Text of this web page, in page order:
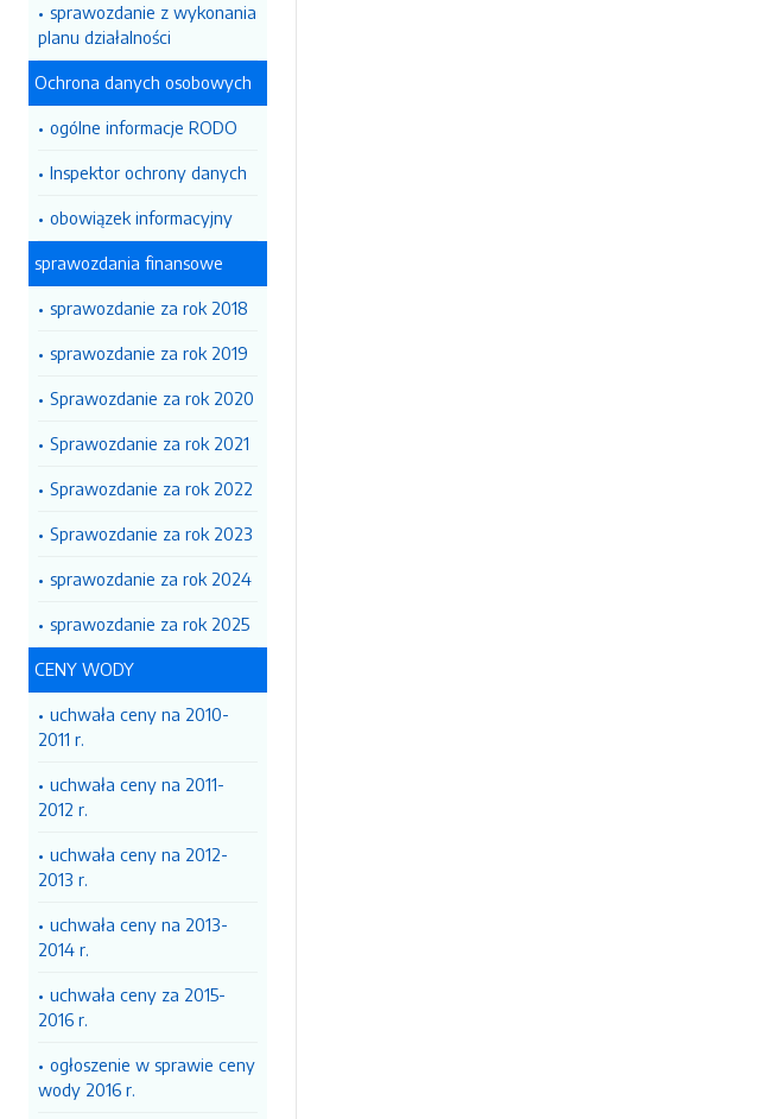
sprawozdanie z wykonania
planu działalności
Ochrona danych osobowych
ogólne informacje RODO
Inspektor ochrony danych
obowiązek informacyjny
sprawozdania finansowe
sprawozdanie za rok 2018
sprawozdanie za rok 2019
Sprawozdanie za rok 2020
Sprawozdanie za rok 2021
Sprawozdanie za rok 2022
Sprawozdanie za rok 2023
sprawozdanie za rok 2024
sprawozdanie za rok 2025
CENY WODY
uchwała ceny na 2010-
2011 r.
uchwała ceny na 2011-
2012 r.
uchwała ceny na 2012-
2013 r.
uchwała ceny na 2013-
2014 r.
uchwała ceny za 2015-
2016 r.
ogłoszenie w sprawie ceny
wody 2016 r.